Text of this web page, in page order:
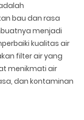
bau dan rasa
menjadi
kualitas air
filter air yang
menikmati air
dan kontaminan